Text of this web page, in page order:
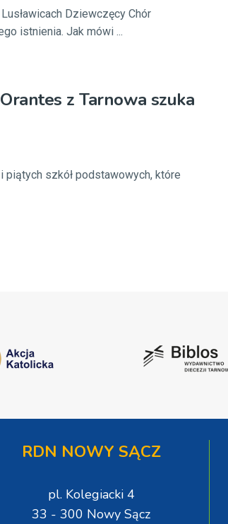
Dziewczęcy Chór
istnienia. Jak mówi ...
z Tarnowa szuka
szkół podstawowych, które
RDN NOWY SĄCZ
pl. Kolegiacki 4
33 - 300 Nowy Sącz